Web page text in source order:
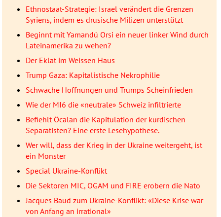
Ethnostaat-Strategie: Israel verändert die Grenzen
Syriens, indem es drusische Milizen unterstützt
Beginnt mit Yamandú Orsi ein neuer linker Wind durch
Lateinamerika zu wehen?
Der Eklat im Weissen Haus
Trump Gaza: Kapitalistische Nekrophilie
Schwache Hoffnungen und Trumps Scheinfrieden
Wie der MI6 die «neutrale» Schweiz infiltrierte
Befiehlt Öcalan die Kapitulation der kurdischen
Separatisten? Eine erste Lesehypothese.
Wer will, dass der Krieg in der Ukraine weitergeht, ist
ein Monster
Special Ukraine-Konflikt
Die Sektoren MIC, OGAM und FIRE erobern die Nato
Jacques Baud zum Ukraine-Konflikt: «Diese Krise war
von Anfang an irrational»